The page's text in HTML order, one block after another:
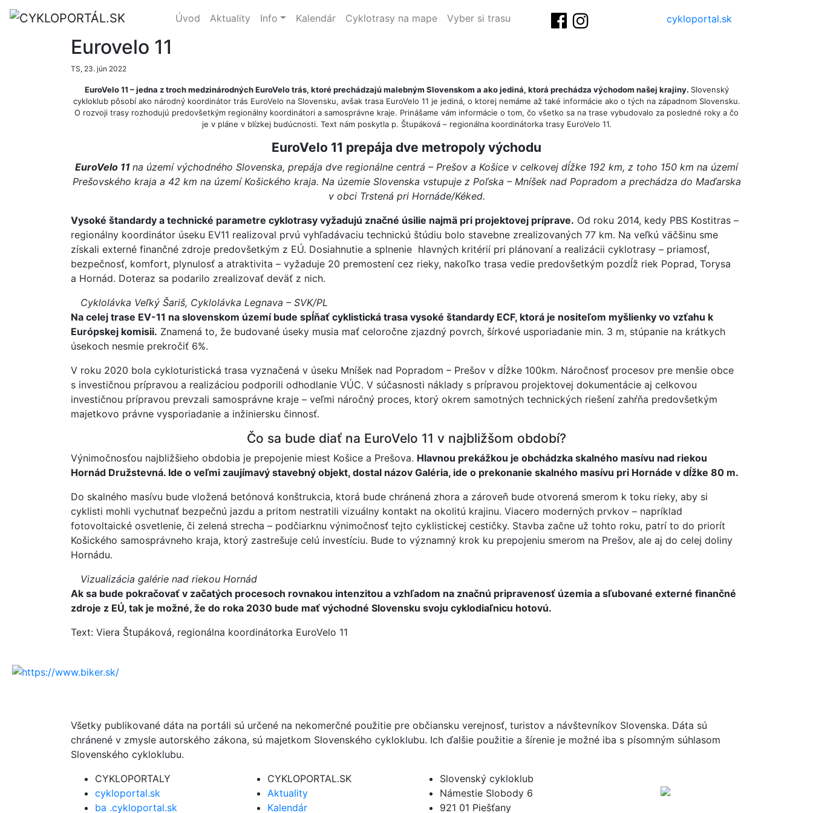
Úvod Aktuality Info Kalendár Cyklotrasy na mape Vyber si trasu cykloportal.sk
Eurovelo 11
TS, 23. jún 2022
EuroVelo 11 – jedna z troch medzinárodných EuroVelo trás, ktoré prechádzajú malebným Slovenskom a ako jediná, ktorá prechádza východom našej krajiny. Slovenský
cykloklub pôsobí ako národný koordinátor trás EuroVelo na Slovensku, avšak trasa EuroVelo 11 je jediná, o ktorej nemáme až také informácie ako o tých na západnom Slovensku.
O rozvoji trasy rozhodujú predovšetkým regionálny koordinátori a samosprávne kraje. Prinášame vám informácie o tom, čo všetko sa na trase vybudovalo za posledné roky a čo
je v pláne v blízkej budúcnosti. Text nám poskytla p. Štupáková – regionálna koordinátorka trasy EuroVelo 11.
EuroVelo 11 prepája dve metropoly východu
EuroVelo 11 na území východného Slovenska, prepája dve regionálne centrá – Prešov a Košice v celkovej dĺžke 192 km, z toho 150 km na území
Prešovského kraja a 42 km na území Košického kraja. Na územie Slovenska vstupuje z Poľska – Mníšek nad Popradom a prechádza do Maďarska
v obci Trstená pri Hornáde/Kéked.
Vysoké štandardy a technické parametre cyklotrasy vyžadujú značné úsilie najmä pri projektovej príprave. Od roku 2014, kedy PBS Kostitras –
regionálny koordinátor úseku EV11 realizoval prvú vyhľadávaciu technickú štúdiu bolo stavebne zrealizovaných 77 km. Na veľkú väčšinu sme
získali externé finančné zdroje predovšetkým z EÚ. Dosiahnutie a splnenie hlavných kritérií pri plánovaní a realizácii cyklotrasy – priamosť,
bezpečnosť, komfort, plynulosť a atraktivita – vyžaduje 20 premostení cez rieky, nakoľko trasa vedie predovšetkým pozdĺž riek Poprad, Torysa
a Hornád. Doteraz sa podarilo zrealizovať deväť z nich.
Cyklolávka Veľký Šariš, Cyklolávka Legnava – SVK/PL
Na celej trase EV-11 na slovenskom území bude spĺňať cyklistická trasa vysoké štandardy ECF, ktorá je nositeľom myšlienky vo vzťahu k
Európskej komisii. Znamená to, že budované úseky musia mať celoročne zjazdný povrch, šírkové usporiadanie min. 3 m, stúpanie na krátkych
úsekoch nesmie prekročiť 6%.
V roku 2020 bola cykloturistická trasa vyznačená v úseku Mníšek nad Popradom – Prešov v dĺžke 100km. Náročnosť procesov pre menšie obce
s investičnou prípravou a realizáciou podporili odhodlanie VÚC. V súčasnosti náklady s prípravou projektovej dokumentácie aj celkovou
investičnou prípravou prevzali samosprávne kraje – veľmi náročný proces, ktorý okrem samotných technických riešení zahŕňa predovšetkým
majetkovo právne vysporiadanie a inžiniersku činnosť.
Čo sa bude diať na EuroVelo 11 v najbližšom období?
Výnimočnosťou najbližšieho obdobia je prepojenie miest Košice a Prešova. Hlavnou prekážkou je obchádzka skalného masívu nad riekou
Hornád Družstevná. Ide o veľmi zaujímavý stavebný objekt, dostal názov Galéria, ide o prekonanie skalného masívu pri Hornáde v dĺžke 80 m.
Do skalného masívu bude vložená betónová konštrukcia, ktorá bude chránená zhora a zároveň bude otvorená smerom k toku rieky, aby si
cyklisti mohli vychutnať bezpečnú jazdu a pritom nestratili vizuálny kontakt na okolitú krajinu. Viacero moderných prvkov – napríklad
fotovoltaické osvetlenie, či zelená strecha – podčiarknu výnimočnosť tejto cyklistickej cestičky. Stavba začne už tohto roku, patrí to do priorít
Košického samosprávneho kraja, ktorý zastrešuje celú investíciu. Bude to významný krok ku prepojeniu smerom na Prešov, ale aj do celej doliny
Hornádu.
Vizualizácia galérie nad riekou Hornád
Ak sa bude pokračovať v začatých procesoch rovnakou intenzitou a vzhľadom na značnú pripravenosť územia a sľubované externé finančné
zdroje z EÚ, tak je možné, že do roka 2030 bude mať východné Slovensku svoju cyklodiaľnicu hotovú.
Text: Viera Štupáková, regionálna koordinátorka EuroVelo 11
Všetky publikované dáta na portáli sú určené na nekomerčné použitie pre občiansku verejnosť, turistov a návštevníkov Slovenska. Dáta sú
chránené v zmysle autorského zákona, sú majetkom Slovenského cykloklubu. Ich ďalšie použitie a šírenie je možné iba s písomným súhlasom
Slovenského cykloklubu.
CYKLOPORTALY
cykloportal.sk
ba .cykloportal.sk
CYKLOPORTAL.SK
Aktuality
Kalendár
Slovenský cykloklub
Námestie Slobody 6
921 01 Piešťany